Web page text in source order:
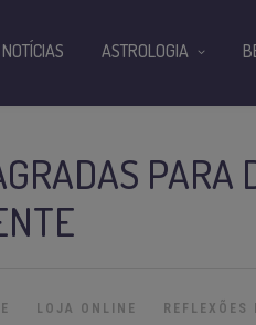
PARA
LOJA ONLINE
NOTÍCIAS ASTROLOGIA